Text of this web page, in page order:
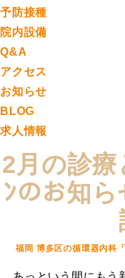
予防接種
院内設備
Q&A
アクセス
お知らせ
BLOG
求人情報
2月の診療
ﾝのお知
福岡 博多区の循環器内科